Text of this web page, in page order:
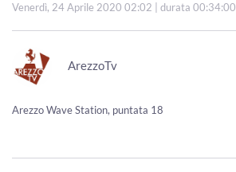
Venerdì, 24 Aprile 2020 02:02 | durata 00:34:00
ArezzoTv
Arezzo Wave Station, puntata 18